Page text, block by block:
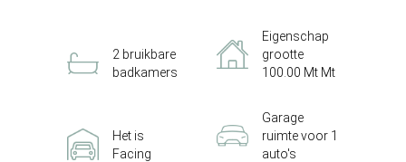
2 bruikbare
badkamers
Eigenschap
grootte
100.00 Mt Mt
Het is
Facing
Garage
ruimte voor 1
auto's